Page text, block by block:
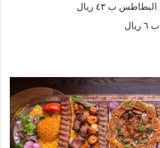
ب ٤٣ ريال